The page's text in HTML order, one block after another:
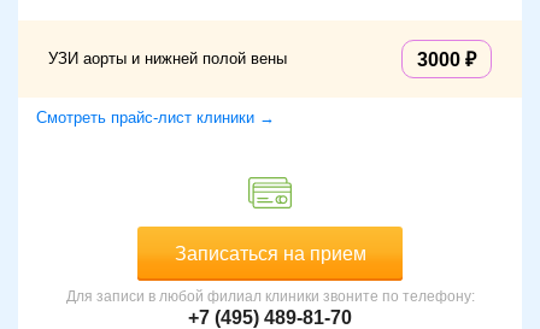
УЗИ аорты и нижней полой вены 3000
Смотреть прайс-лист клиники →
Записаться на прием
Для записи в любой филиал клиники звоните по телефону:
+7 (495) 489-81-70